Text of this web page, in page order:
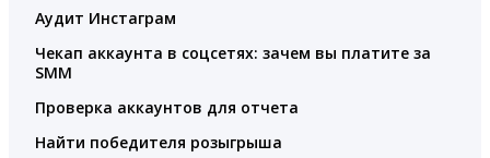
Аудит Инстаграм
Чекап аккаунта в соцсетях: зачем вы платите за
SMM
Проверка аккаунтов для отчета
Найти победителя розыгрыша